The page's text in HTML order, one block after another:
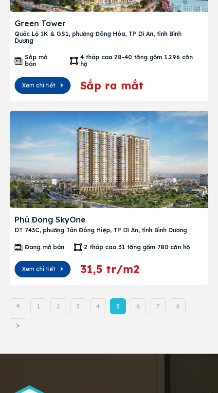
Green Tower
Quốc Lộ 1K & GS1, phường Đông Hòa, TP Dĩ An, tỉnh Bình
Dương
Sắp mở
bán
4 tháp cao 28-40 tầng gồm 1.296 căn
hộ
Xem chi tiết Sắp ra mắt
Phú Đông SkyOne
DT 743C, phường Tân Đông Hiệp, TP Dĩ An, tỉnh Bình Dương
Đang mở bán 2 tháp cao 31 tầng gồm 780 căn hộ
Xem chi tiết 31,5 tr/m2
1 2 3 4 5 6 7 8